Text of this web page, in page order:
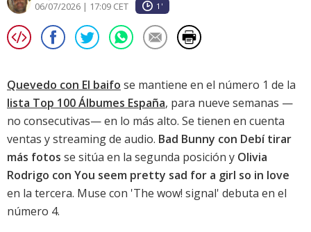
06/07/2026 | 17:09 CET
1'
Quevedo con El baifo se mantiene en el número 1 de la
lista Top 100 Álbumes España, para nueve semanas —
no consecutivas— en lo más alto. Se tienen en cuenta
ventas y streaming de audio. Bad Bunny con Debí tirar
más fotos se sitúa en la segunda posición y Olivia
Rodrigo con You seem pretty sad for a girl so in love
en la tercera. Muse con 'The wow! signal' debuta en el
número 4.